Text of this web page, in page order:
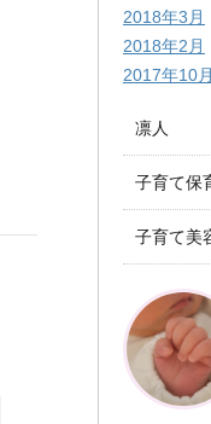
2018年3月
2018年2月
2017年10月
凛人
子育て保
子育て美